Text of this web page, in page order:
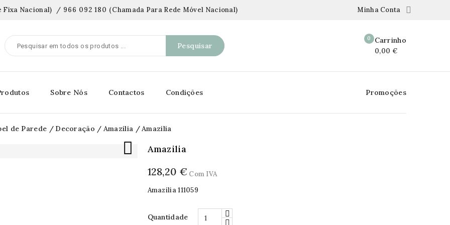
Fixa Nacional) / 966 092 180 (Chamada Para Rede Móvel Nacional) Minha Conta 
0 Carrinho
0,00 €
Pesquisar
Sobre Nós Contactos Condições Promoções
de Parede Decoração Amazilia Amazilia
 Amazilia
128,20 € Com IVA
Amazilia 111059
Quantidade